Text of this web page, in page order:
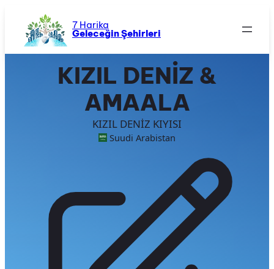
7 Harika
Geleceğin Şehirleri
KIZIL DENİZ &
AMAALA
KIZIL DENİZ KIYISI
Suudi Arabistan